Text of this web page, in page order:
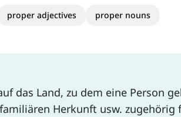
proper adjectives proper nouns
das Land, zu dem eine Person
Herkunft usw. zugehörig